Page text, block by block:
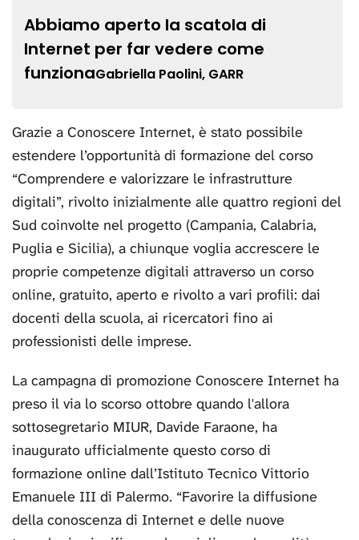
Abbiamo aperto la scatola di
Internet per far vedere come
funzionaGabriella Paolini, GARR
Grazie a Conoscere Internet, è stato possibile
estendere l’opportunità di formazione del corso
“Comprendere e valorizzare le infrastrutture
digitali”, rivolto inizialmente alle quattro regioni del
Sud coinvolte nel progetto (Campania, Calabria,
Puglia e Sicilia), a chiunque voglia accrescere le
proprie competenze digitali attraverso un corso
online, gratuito, aperto e rivolto a vari profili: dai
docenti della scuola, ai ricercatori fino ai
professionisti delle imprese.
La campagna di promozione Conoscere Internet ha
preso il via lo scorso ottobre quando l'allora
sottosegretario MIUR, Davide Faraone, ha
inaugurato ufficialmente questo corso di
formazione online dall’Istituto Tecnico Vittorio
Emanuele III di Palermo. “Favorire la diffusione
della conoscenza di Internet e delle nuove